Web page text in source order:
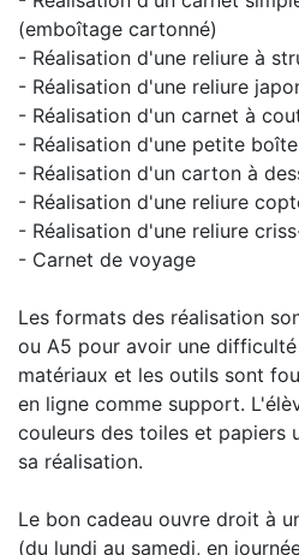
(emboîtage cartonné)
- Réalisation d'une reliure à
- Réalisation d'une reliure
- Réalisation d'un carnet à
- Réalisation d'une petite
- Réalisation d'un carton à
- Réalisation d'une reliure
- Réalisation d'une reliure
- Carnet de voyage
Les formats des réalisation
ou A5 pour avoir une
matériaux et les outils sont
en ligne comme support.
couleurs des toiles et papiers
sa réalisation.
Le bon cadeau ouvre droit à
(du lundi au samedi, en